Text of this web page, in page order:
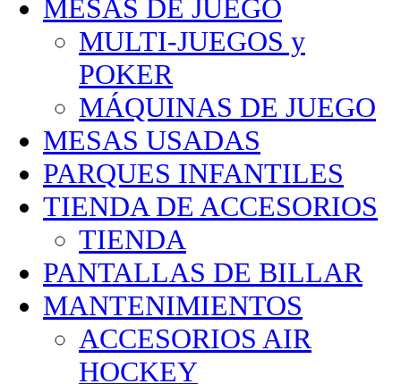
MESAS DE JUEGO
MULTI-JUEGOS y
POKER
MÁQUINAS DE JUEGO
MESAS USADAS
PARQUES INFANTILES
TIENDA DE ACCESORIOS
TIENDA
PANTALLAS DE BILLAR
MANTENIMIENTOS
ACCESORIOS AIR
HOCKEY